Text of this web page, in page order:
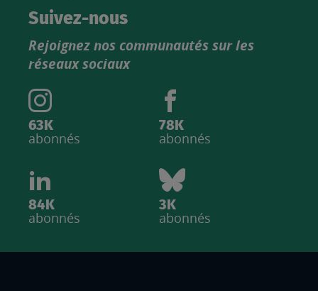
catalogue
Suivez-nous
Rejoignez nos communautés sur les
réseaux sociaux
63K
abonnés
78K
abonnés
84K
abonnés
3K
abonnés